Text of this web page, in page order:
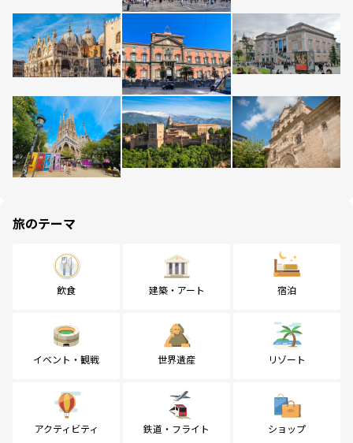
旅のテーマ
飲食 建築・アート 宿泊
イベント・観戦 世界遺産 リゾート
アクティビティ 鉄道・フライト ショップ